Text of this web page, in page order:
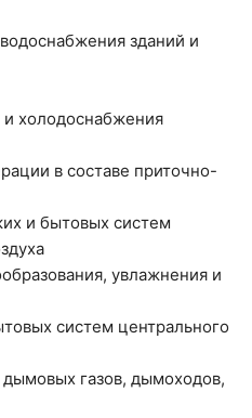
зданий и
холодоснабжения
в составе приточно-
и бытовых систем
увлажнения и
систем центрального
газов, дымоходов,